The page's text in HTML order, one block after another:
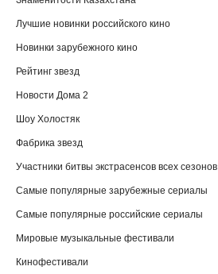
Лучшие новинки российского кино
Новинки зарубежного кино
Рейтинг звезд
Новости Дома 2
Шоу Холостяк
Фабрика звезд
Участники битвы экстрасенсов всех сезонов
Самые популярные зарубежные сериалы
Самые популярные российские сериалы
Мировые музыкальные фестивали
Кинофестивали